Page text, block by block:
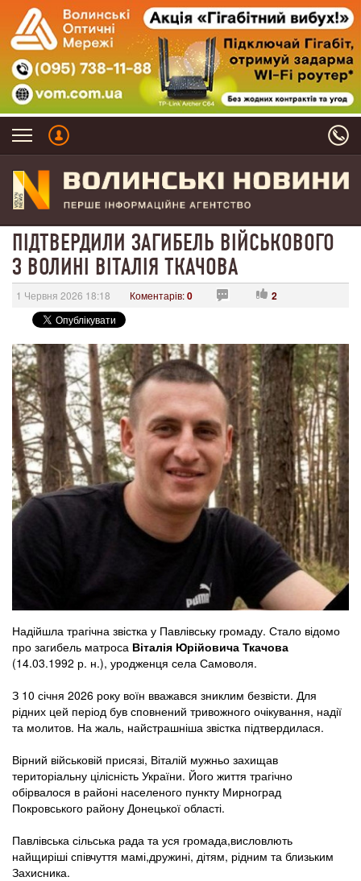
ПІДТВЕРДИЛИ ЗАГИБЕЛЬ ВІЙСЬКОВОГО
З ВОЛИНІ ВІТАЛІЯ ТКАЧОВА
1 Червня 2026 18:18 Коментарів:0 2
Надійшла трагічна звістка у Павлівську громаду. Стало відомо
про загибель матроса Віталія Юрійовича Ткачова
(14.03.1992 р. н.), уродженця села Самоволя.
З 10 січня 2026 року воїн вважався зниклим безвісти. Для
рідних цей період був сповнений тривожного очікування, надії
та молитов. На жаль, найстрашніша звістка підтвердилася.
Вірний військовій присязі, Віталій мужньо захищав
територіальну цілісність України. Його життя трагічно
обірвалося в районі населеного пункту Мирноград
Покровського району Донецької області.
Павлівська сільська рада та уся громада,висловлють
найщиріші співчуття мамі,дружині, дітям, рідним та близьким
Захисника.